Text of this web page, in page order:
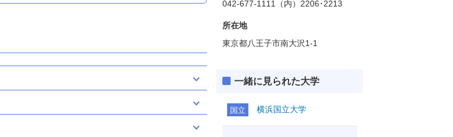
042-677-1111（内）2206･2213
所在地
東京都八王子市南大沢1-1
一緒に見られた大学
国立 横浜国立大学